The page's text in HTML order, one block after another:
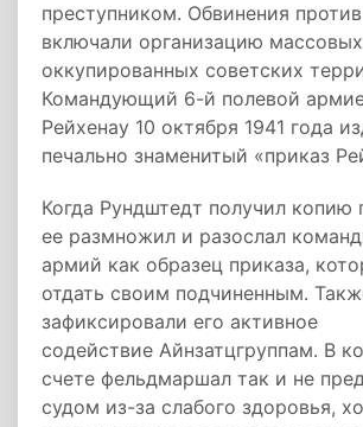
преступником. Обвинения
включали организацию
оккупированных советских
Командующий 6-й полевой
Рейхенау 10 октября 1941 года
печально знаменитый «приказ
Когда Рундштедт получил копию
ее размножил и разослал
армий как образец приказа,
отдать своим подчиненным.
зафиксировали его активное
содействие Айнзатцгруппам. В
счете фельдмаршал так и не
судом из-за слабого здоровья,